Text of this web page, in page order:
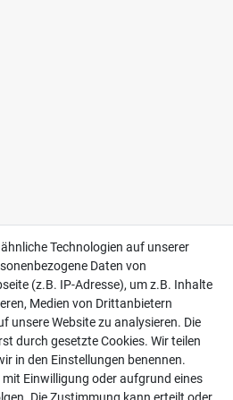
Technologien auf unserer
Daten von
(z.B. IP-Adresse), um z.B. Inhalte
Medien von Drittanbietern
unsere Website zu analysieren. Die
durch gesetzte Cookies. Wir teilen
in den Einstellungen benennen.
Einwilligung oder aufgrund eines